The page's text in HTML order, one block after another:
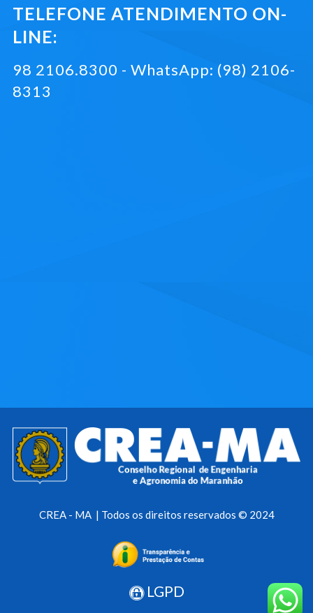
TELEFONE ATENDIMENTO ON-
LINE:
98 2106.8300 - WhatsApp: (98) 2106-
8313
CREA - MA | Todos os direitos reservados © 2024
LGPD